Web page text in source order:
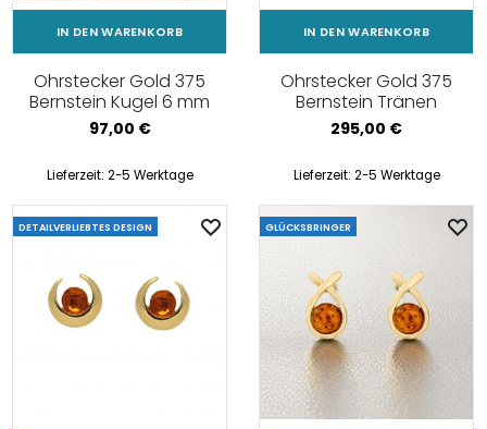
IN DEN WARENKORB
Ohrstecker Gold 375
Bernstein Kugel 6 mm
97,00 €
Lieferzeit: 2-5 Werktage
IN DEN WARENKORB
Ohrstecker Gold 375
Bernstein Tränen
295,00 €
Lieferzeit: 2-5 Werktage
DETAILVERLIEBTES DESIGN GLÜCKSBRINGER